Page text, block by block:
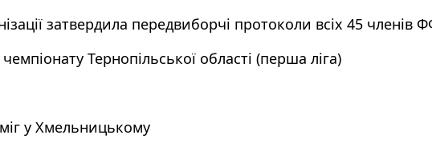
затвердила передвиборчі протоколи всіх 45 членів
Тернопільської області (перша ліга)
у Хмельницькому